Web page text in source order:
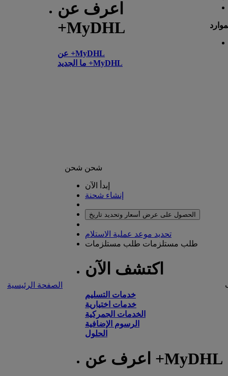
اعرف عن
+MyDHL
عن +MyDHL
ما الجديد +MyDHL
الصفحة الرئيسية
شحن شحن
إبدأ الآن
إنشاء شحنة
الحصول على عرض أسعار وتحديد تاريخ
تحديد موعد عملية الاستلام
طلب مستلزمات طلب مستلزمات
اكتشف الآن
خدمات التسليم
خدمات اختيارية
الخدمات الجمركية
الرسوم الإضافية
الحلول
اعرف عن +MyDHL